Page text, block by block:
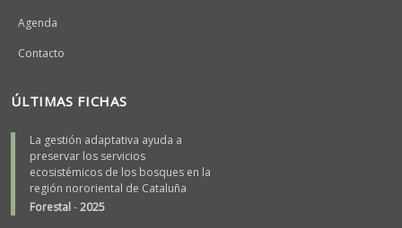
Agenda
Contacto
ÚLTIMAS FICHAS
La gestión adaptativa ayuda a
preservar los servicios
ecosistémicos de los bosques en la
región nororiental de Cataluña
Forestal-2025